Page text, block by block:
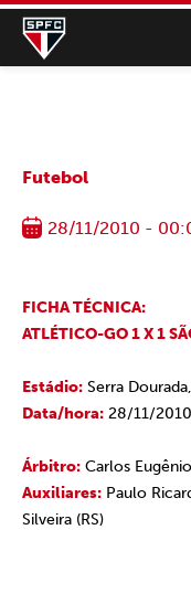
Futebol
28/11/2010 -
FICHA TÉCNICA:
ATLÉTICO-GO 1 X 1
Estádio: Serra
Data/hora: 28/11/
Árbitro: Carlos
Auxiliares: Paulo
Silveira (RS)